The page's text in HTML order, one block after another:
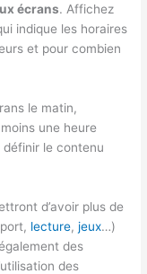
écrans. Affichez
indique les horaires
et pour combien
le matin,
une heure
définir le contenu
d’avoir plus de
lecture,jeux…)
des
des